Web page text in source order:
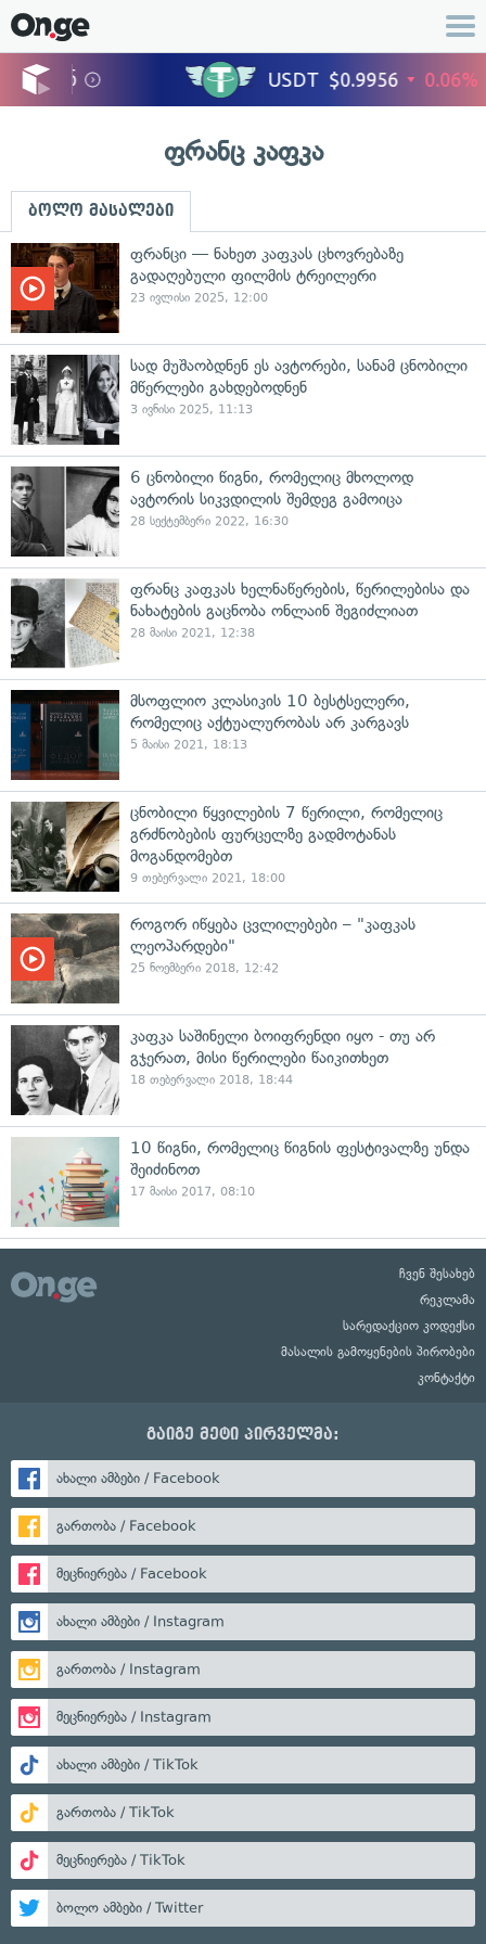
ფრანც კაფკა
ბოლო მასალები
ფრანცი — ნახეთ კაფკას ცხოვრებაზე
გადაღებული ფილმის ტრეილერი
23 ივლისი 2025, 12:00
სად მუშაობდნენ ეს ავტორები, სანამ ცნობილი
მწერლები გახდებოდნენ
3 ივნისი 2025, 11:13
6 ცნობილი წიგნი, რომელიც მხოლოდ
ავტორის სიკვდილის შემდეგ გამოიცა
28 სექტემბერი 2022, 16:30
ფრანც კაფკას ხელნაწერების, წერილებისა და
ნახატების გაცნობა ონლაინ შეგიძლიათ
28 მაისი 2021, 12:38
მსოფლიო კლასიკის 10 ბესტსელერი,
რომელიც აქტუალურობას არ კარგავს
5 მაისი 2021, 18:13
ცნობილი წყვილების 7 წერილი, რომელიც
გრძნობების ფურცელზე გადმოტანას
მოგანდომებთ
9 თებერვალი 2021, 18:00
როგორ იწყება ცვლილებები – "კაფკას
ლეოპარდები"
25 ნოემბერი 2018, 12:42
კაფკა საშინელი ბოიფრენდი იყო - თუ არ
გჯერათ, მისი წერილები წაიკითხეთ
18 თებერვალი 2018, 18:44
10 წიგნი, რომელიც წიგნის ფესტივალზე უნდა
შეიძინოთ
17 მაისი 2017, 08:10
ჩვენ შესახებ
რეკლამა
სარედაქციო კოდექსი
მასალის გამოყენების პირობები
კონტაქტი
გაიგე მეტი პირველმა:
ახალი ამბები / Facebook
გართობა / Facebook
მეცნიერება / Facebook
ახალი ამბები / Instagram
გართობა / Instagram
მეცნიერება / Instagram
ახალი ამბები / TikTok
გართობა / TikTok
მეცნიერება / TikTok
ბოლო ამბები / Twitter